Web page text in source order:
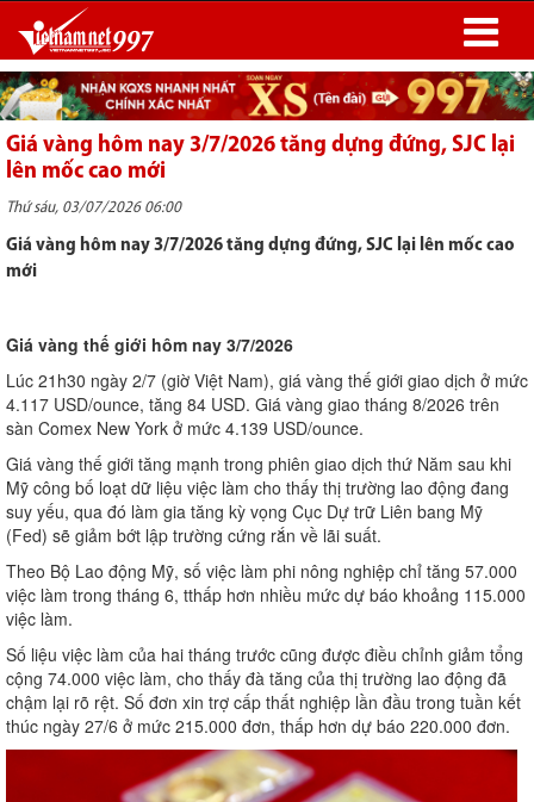
Giá vàng hôm nay 3/7/2026 tăng dựng đứng, SJC lại
lên mốc cao mới
Thứ sáu, 03/07/2026 06:00
Giá vàng hôm nay 3/7/2026 tăng dựng đứng, SJC lại lên mốc cao
mới
Giá vàng thế giới hôm nay 3/7/2026
Lúc 21h30 ngày 2/7 (giờ Việt Nam), giá vàng thế giới giao dịch ở mức
4.117 USD/ounce, tăng 84 USD. Giá vàng giao tháng 8/2026 trên
sàn Comex New York ở mức 4.139 USD/ounce.
Giá vàng thế giới tăng mạnh trong phiên giao dịch thứ Năm sau khi
Mỹ công bố loạt dữ liệu việc làm cho thấy thị trường lao động đang
suy yếu, qua đó làm gia tăng kỳ vọng Cục Dự trữ Liên bang Mỹ
(Fed) sẽ giảm bớt lập trường cứng rắn về lãi suất.
Theo Bộ Lao động Mỹ, số việc làm phi nông nghiệp chỉ tăng 57.000
việc làm trong tháng 6, tthấp hơn nhiều mức dự báo khoảng 115.000
việc làm.
Số liệu việc làm của hai tháng trước cũng được điều chỉnh giảm tổng
cộng 74.000 việc làm, cho thấy đà tăng của thị trường lao động đã
chậm lại rõ rệt. Số đơn xin trợ cấp thất nghiệp lần đầu trong tuần kết
thúc ngày 27/6 ở mức 215.000 đơn, thấp hơn dự báo 220.000 đơn.